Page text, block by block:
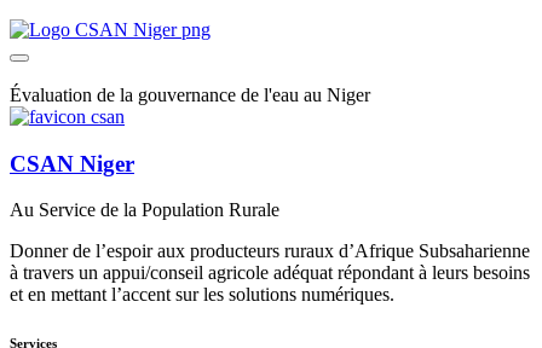
Évaluation de la gouvernance de l'eau au Niger
CSAN Niger
Au Service de la Population Rurale
Donner de l’espoir aux producteurs ruraux d’Afrique Subsaharienne
à travers un appui/conseil agricole adéquat répondant à leurs besoins
et en mettant l’accent sur les solutions numériques.
Services